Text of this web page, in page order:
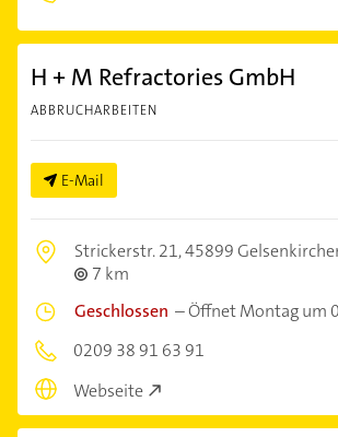
H + M Refractories GmbH
ABBRUCHARBEITEN
E-Mail
Strickerstr. 21,45899
7 km
Geschlossen –Öffnet Montag um
0209 38 91 63 91
Webseite